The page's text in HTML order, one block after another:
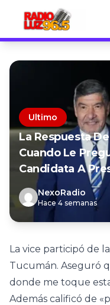
Ultimo
La Respuesta
Cuando Le
Candidata A
NexoRadio
Hace 4 semanas
La vice participó de
Tucumán. Aseguró
donde me toque
Además calificó de